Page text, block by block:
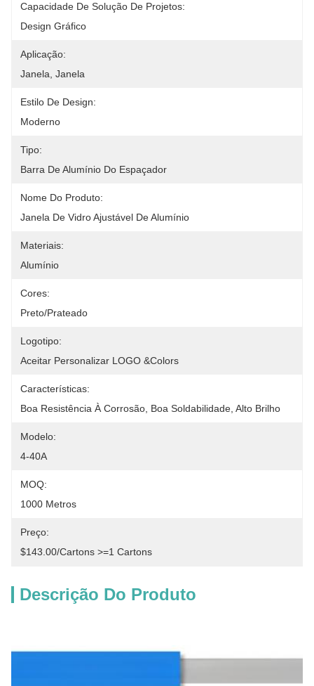
Capacidade De Solução De Projetos:
Design Gráfico
Aplicação:
Janela, Janela
Estilo De Design:
Moderno
Tipo:
Barra De Alumínio Do Espaçador
Nome Do Produto:
Janela De Vidro Ajustável De Alumínio
Materiais:
Alumínio
Cores:
Preto/prateado
Logotipo:
Aceitar Personalizar LOGO &colors
Características:
Boa Resistência À Corrosão, Boa Soldabilidade, Alto Brilho
Modelo:
4-40A
MOQ:
1000 Metros
Preço:
$143.00/cartons >=1 Cartons
Descrição Do Produto